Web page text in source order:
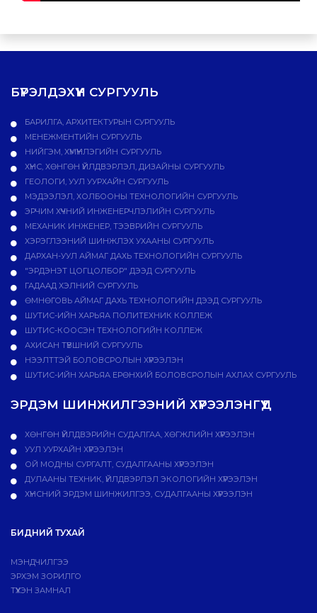
БҮРЭЛДЭХҮҮН СУРГУУЛЬ
БАРИЛГА, АРХИТЕКТУРЫН СУРГУУЛЬ
МЕНЕЖМЕНТИЙН СУРГУУЛЬ
НИЙГЭМ, ХҮМҮҮНЛЭГИЙН СУРГУУЛЬ
ХҮНС, ХӨНГӨН ҮЙЛДВЭРЛЭЛ, ДИЗАЙНЫ СУРГУУЛЬ
ГЕОЛОГИ, УУЛ УУРХАЙН СУРГУУЛЬ
МЭДЭЭЛЭЛ, ХОЛБООНЫ ТЕХНОЛОГИЙН СУРГУУЛЬ
ЭРЧИМ ХҮЧНИЙ ИНЖЕНЕРЧЛЭЛИЙН СУРГУУЛЬ
МЕХАНИК ИНЖЕНЕР, ТЭЭВРИЙН СУРГУУЛЬ
ХЭРЭГЛЭЭНИЙ ШИНЖЛЭХ УХААНЫ СУРГУУЛЬ
ДАРХАН-УУЛ АЙМАГ ДАХЬ ТЕХНОЛОГИЙН СУРГУУЛЬ
"ЭРДЭНЭТ ЦОГЦОЛБОР" ДЭЭД СУРГУУЛЬ
ГАДААД ХЭЛНИЙ СУРГУУЛЬ
ӨМНӨГОВЬ АЙМАГ ДАХЬ ТЕХНОЛОГИЙН ДЭЭД СУРГУУЛЬ
ШУТИС-ИЙН ХАРЬЯА ПОЛИТЕХНИК КОЛЛЕЖ
ШУТИС-КООСЭН ТЕХНОЛОГИЙН КОЛЛЕЖ
АХИСАН ТҮВШНИЙ СУРГУУЛЬ
НЭЭЛТТЭЙ БОЛОВСРОЛЫН ХҮРЭЭЛЭН
ШУТИС-ИЙН ХАРЬЯА ЕРӨНХИЙ БОЛОВСРОЛЫН АХЛАХ СУРГУУЛЬ
ЭРДЭМ ШИНЖИЛГЭЭНИЙ ХҮРЭЭЛЭНГҮҮД
ХӨНГӨН ҮЙЛДВЭРИЙН СУДАЛГАА, ХӨГЖЛИЙН ХҮРЭЭЛЭН
УУЛ УУРХАЙН ХҮРЭЭЛЭН
ОЙ МОДНЫ СУРГАЛТ, СУДАЛГААНЫ ХҮРЭЭЛЭН
ДУЛААНЫ ТЕХНИК, ҮЙЛДВЭРЛЭЛ ЭКОЛОГИЙН ХҮРЭЭЛЭН
ХҮНСНИЙ ЭРДЭМ ШИНЖИЛГЭЭ, СУДАЛГААНЫ ХҮРЭЭЛЭН
БИДНИЙ ТУХАЙ
МЭНДЧИЛГЭЭ
ЭРХЭМ ЗОРИЛГО
ТҮҮХЭН ЗАМНАЛ